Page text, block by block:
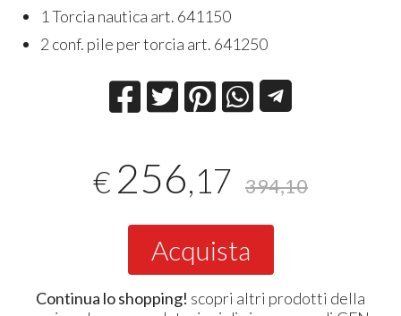
1 Torcia nautica art. 641150
2 conf. pile per torcia art. 641250
€ 256,17 394,10
Acquista
Continua lo shopping! scopri altri prodotti della